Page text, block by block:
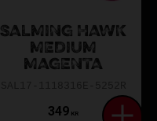
SALMING HAWK
MEDIUM
MAGENTA
349 KR